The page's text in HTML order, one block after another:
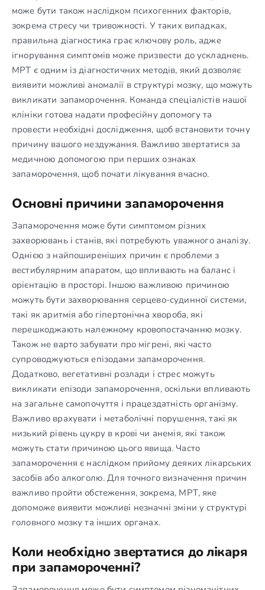
може бути також наслідком психогенних факторів,
зокрема стресу чи тривожності. У таких випадках,
правильна діагностика грає ключову роль, адже
ігнорування симптомів може призвести до ускладнень.
МРТ є одним із діагностичних методів, який дозволяє
виявити можливі аномалії в структурі мозку, що можуть
викликати запаморочення. Команда спеціалістів нашої
клініки готова надати професійну допомогу та
провести необхідні дослідження, щоб встановити точну
причину вашого нездужання. Важливо звертатися за
медичною допомогою при перших ознаках
запаморочення, щоб почати лікування вчасно.
Основні причини запаморочення
Запаморочення може бути симптомом різних
захворювань і станів, які потребують уважного аналізу.
Однією з найпоширеніших причин є проблеми з
вестибулярним апаратом, що впливають на баланс і
орієнтацію в просторі. Іншою важливою причиною
можуть бути захворювання серцево-судинної системи,
такі як аритмія або гіпертонічна хвороба, які
перешкоджають належному кровопостачанню мозку.
Також не варто забувати про мігрені, які часто
супроводжуються епізодами запаморочення.
Додатково, вегетативні розлади і стрес можуть
викликати епізоди запаморочення, оскільки впливають
на загальне самопочуття і працездатність організму.
Важливо врахувати і метаболічні порушення, такі як
низький рівень цукру в крові чи анемія, які також
можуть стати причиною цього явища. Часто
запаморочення є наслідком прийому деяких лікарських
засобів або алкоголю. Для точного визначення причин
важливо пройти обстеження, зокрема, МРТ, яке
допоможе виявити можливі незначні зміни у структурі
головного мозку та інших органах.
Коли необхідно звертатися до лікаря
при запамороченні?